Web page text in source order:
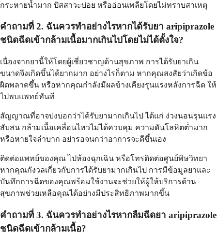
กระหายน้ำมาก ปัสสาวะบ่อย หรืออ่อนเพลียโดยไม่ทราบสาเหตุ
คำถามที่ 2. ฉันควรทำอย่างไรหากได้รับยา aripiprazole
ชนิดฉีดเข้ากล้ามเนื้อมากเกินไปโดยไม่ได้ตั้งใจ?
เนื่องจากยานี้ให้โดยผู้เชี่ยวชาญด้านสุขภาพ การได้รับยาเกิน
ขนาดจึงเกิดขึ้นได้ยากมาก อย่างไรก็ตาม หากคุณสงสัยว่าเกิดข้อ
ผิดพลาดขึ้น หรือหากคุณกำลังมีผลข้างเคียงรุนแรงหลังการฉีด ให้
ไปพบแพทย์ทันที
สัญญาณที่อาจบ่งบอกว่าได้รับยามากเกินไป ได้แก่ ง่วงนอนรุนแรง
สับสน กล้ามเนื้อเคลื่อนไหวไม่ได้ควบคุม ความดันโลหิตต่ำมาก
หรือหายใจลำบาก อย่ารอจนกว่าอาการจะดีขึ้นเอง
ติดต่อแพทย์ของคุณ ไปห้องฉุกเฉิน หรือโทรติดต่อศูนย์พิษวิทยา
หากคุณกังวลเกี่ยวกับการได้รับยามากเกินไป การมีข้อมูลยาและ
บันทึกการฉีดของคุณพร้อมใช้งานจะช่วยให้ผู้ให้บริการด้าน
สุขภาพช่วยเหลือคุณได้อย่างมีประสิทธิภาพมากขึ้น
คำถามที่ 3. ฉันควรทำอย่างไรหากลืมฉีดยา aripiprazole
ชนิดฉีดเข้ากล้ามเนื้อ?